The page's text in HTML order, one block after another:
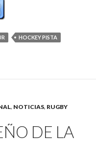
HOCKEY PISTA
, NOTICIAS, RUGBY
DE LA